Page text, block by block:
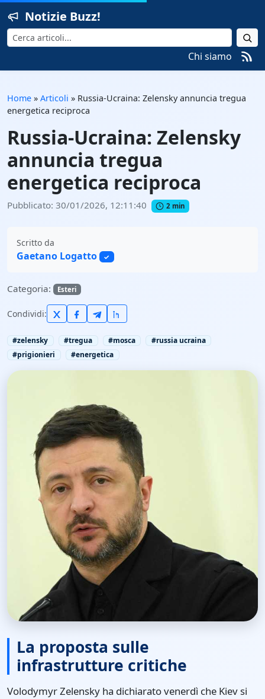
Notizie Buzz!
Cerca
Chi siamo
Home » Articoli » Russia-Ucraina: Zelensky annuncia tregua
energetica reciproca
Russia-Ucraina: Zelensky
annuncia tregua
energetica reciproca
Pubblicato: 30/01/2026, 12:11:40 2 min
Scritto da
Gaetano Logatto ✓
Categoria: Esteri
Condividi:
#zelensky #tregua #mosca
#russia ucraina
#prigionieri
#energetica
La proposta sulle
infrastrutture critiche
Volodymyr Zelensky ha dichiarato venerdì che Kiev si